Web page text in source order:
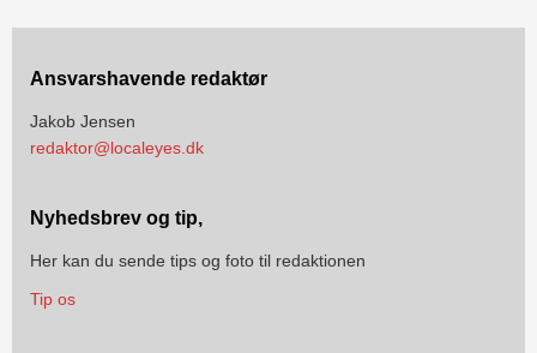
Ansvarshavende redaktør
Jakob Jensen
redaktor@localeyes.dk
Nyhedsbrev og tip,
Her kan du sende tips og foto til redaktionen
Tip os